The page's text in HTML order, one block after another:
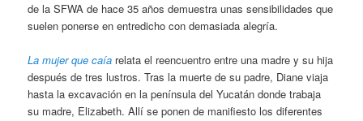
de la SFWA de hace 35 años demuestra unas sensibilidades que
suelen ponerse en entredicho con demasiada alegría.
La mujer que caía relata el reencuentro entre una madre y su hija
después de tres lustros. Tras la muerte de su padre, Diane viaja
hasta la excavación en la península del Yucatán donde trabaja
su madre, Elizabeth. Allí se ponen de manifiesto los diferentes